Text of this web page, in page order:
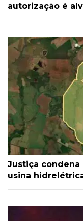
autorização é
Justiça
usina